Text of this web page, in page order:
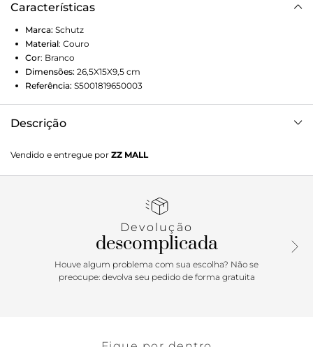
Características
Marca: Schutz
Material: Couro
Cor: Branco
Dimensões: 26,5X15X9,5 cm
Referência: S5001819650003
Descrição
ele aparece trazendo um mood elegante, com construção
de couro e aplicação de triângulo – detalhe que faz toda a
moderno e cool. Comprimento da alça tiracolo: 55 cm |
Vendido e entregue por ZZ MALL
Devolução
descomplicada
Houve algum problema com sua escolha? Não se
preocupe: devolva seu pedido de forma gratuita